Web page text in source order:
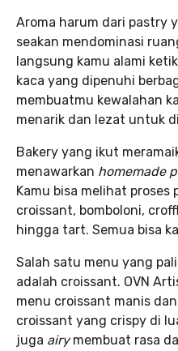
Aroma harum dari pastry
seakan mendominasi
langsung kamu alami
kaca yang dipenuhi
membuatmu kewalahan
menarik dan lezat untuk
Bakery yang ikut
menawarkan homemade
Kamu bisa melihat
croissant, bomboloni,
hingga tart. Semua bisa
Salah satu menu yang
adalah croissant. OVN
menu croissant manis
croissant yang crispy di
juga airymembuat rasa